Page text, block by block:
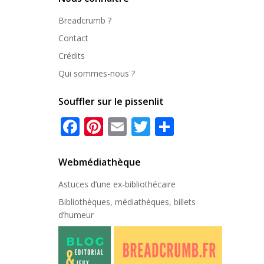
Breadcrumb ?
Contact
Crédits
Qui sommes-nous ?
Souffler sur le pissenlit
Facebook
Pinterest
EmailTwitter
Webmédiathèque
Astuces d’une ex-bibliothécaire
Bibliothèques, médiathèques, billets
d’humeur